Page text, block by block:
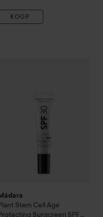
KOOP
Stem Cell Age
Sunscreen SPF